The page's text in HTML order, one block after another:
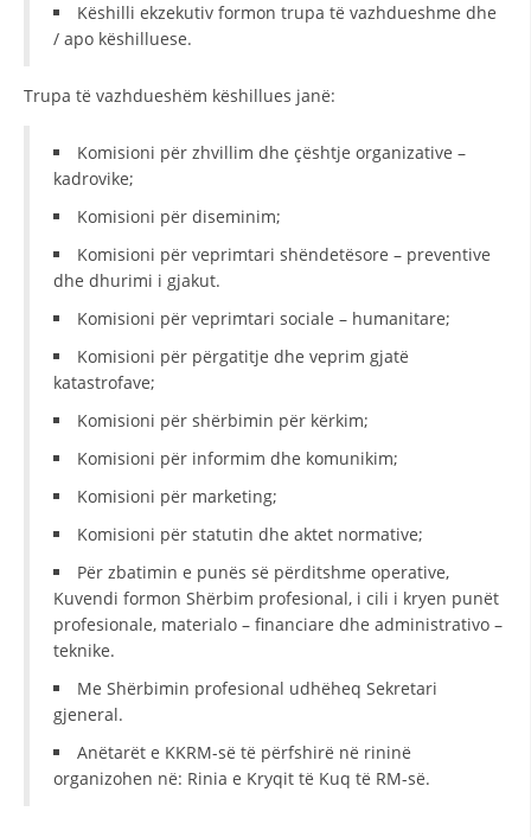
HULUMTIMI I OPINIONIT PUBLIK
BASHKËPUNIM NDËRKOMBËTAR
MARRËVESHJE
VEPRIMTARI SHËNDETËSORE PREVENTIVE
NDIHMA E PARË
MENAXHIM ME VULLNETARË
KUSH JEMI NE
Këshilli ekzekutiv formon trupa të vazhdueshme dhe
/ apo këshilluese.
Trupa të vazhdueshëm këshillues janë:
Komisioni për zhvillim dhe çështje organizative –
kadrovike;
Komisioni për diseminim;
Komisioni për veprimtari shëndetësore – preventive
dhe dhurimi i gjakut.
Komisioni për veprimtari sociale – humanitare;
Komisioni për përgatitje dhe veprim gjatë
katastrofave;
Komisioni për shërbimin për kërkim;
Komisioni për informim dhe komunikim;
Komisioni për marketing;
Komisioni për statutin dhe aktet normative;
Për zbatimin e punës së përditshme operative,
Kuvendi formon Shërbim profesional, i cili i kryen punët
profesionale, materialo – financiare dhe administrativo –
teknike.
Me Shërbimin profesional udhëheq Sekretari
gjeneral.
Anëtarët e KKRM-së të përfshirë në rininë
organizohen në: Rinia e Kryqit të Kuq të RM-së.